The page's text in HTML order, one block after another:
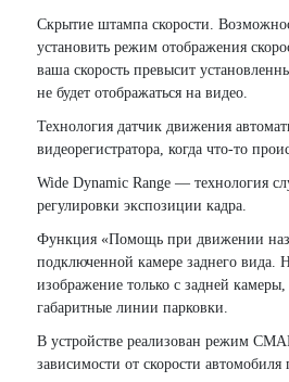
Скрытие штампа скорости.
установить режим отображения
ваша скорость превысит
не будет отображаться на видео.
Технология датчик движения
видеорегистратора, когда что-то
Wide Dynamic Range — технология
регулировки экспозиции кадра.
Функция «Помощь при движении
подключенной камере заднего вида.
изображение только с задней
габаритные линии парковки.
В устройстве реализован режим
зависимости от скорости автомобиля